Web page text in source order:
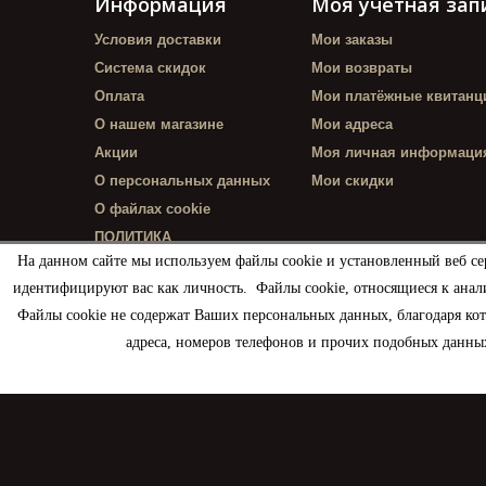
На данном сайте мы используем файлы cookie и установленный веб
идентифицируют вас как личность. Файлы cookie, относящиеся к
Файлы cookie не содержат Ваших персональных данных, благодаря
адреса, номеров телефонов и прочих подобных
Условия доставки
Система скидок
Оплата
О нашем магазине
Акции
О персональных данных
О файлах cookie
ПОЛИТИКА
КОНФИДЕНЦИАЛЬНОСТИ
Мои заказы
Мои возвраты
Мои платёжные
Мои адреса
Моя личная
Мои скидки